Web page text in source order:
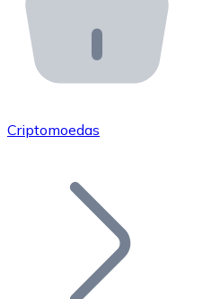
API Bitnovo
Integre nossa API no seu
Junte-se à nossa rede de
Adicione o token do seu
Criptomoedas